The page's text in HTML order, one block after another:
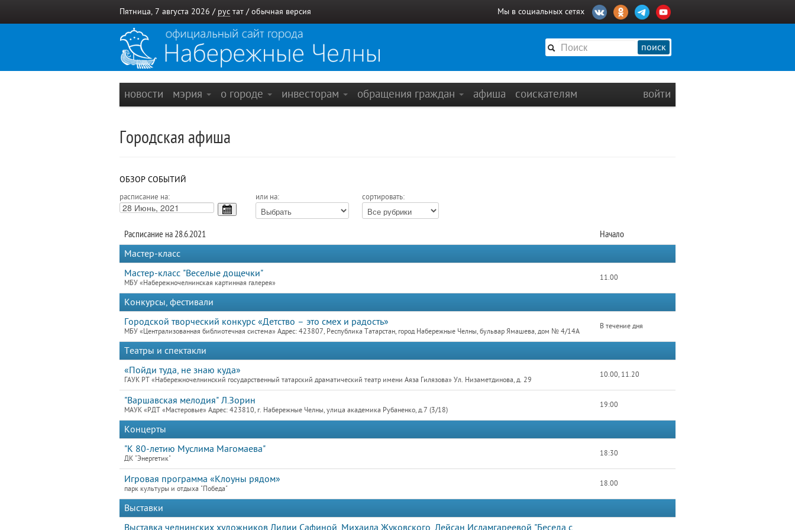
Пятница, 7 августа 2026 / рус тат / обычная версия Мы в социальных сетях
поиск
новости мэрия о городе инвесторам обращения граждан афиша соискателям войти
Городская афиша
ОБЗОР СОБЫТИЙ
расписание на: или на: сортировать:
Расписание на 28.6.2021
Начало
Мастер-класс
Мастер-класс "Веселые дощечки"
МБУ «Набережночелнинская картинная галерея»
11.00
Конкурсы, фестивали
Городской творческий конкурс «Детство – это смех и радость»
МБУ «Централизованная библиотечная система» Адрес: 423807, Республика Татарстан, город Набережные Челны, бульвар Ямашева, дом № 4/14А
В течение дня
Театры и спектакли
«Пойди туда, не знаю куда»
ГАУК РТ «Набережночелнинский государственный татарский драматический театр имени Аяза Гилязова» Ул. Низаметдинова, д. 29
10.00, 11.20
"Варшавская мелодия" Л.Зорин
МАУК «РДТ «Мастеровые» Адрес: 423810, г. Набережные Челны, улица академика Рубаненко, д.7 (3/18)
19:00
Концерты
"К 80-летию Муслима Магомаева"
ДК "Энергетик"
18:30
Игровая программа «Клоуны рядом»
парк культуры и отдыха "Победа"
18.00
Выставки
Выставка челнинских художников Лилии Сафиной, Михаила Жуковского, Лейсан Исламгареевой "Беседа с